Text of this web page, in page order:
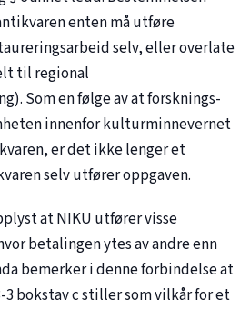
enten må utføre
selv, eller overlate
til regional
Som en følge av at forsknings-
innenfor kulturminnevernet
er det ikke lenger et
selv utfører oppgaven.
at NIKU utfører visse
betalingen ytes av andre enn
bemerker i denne forbindelse at
3 bokstav c stiller som vilkår for et